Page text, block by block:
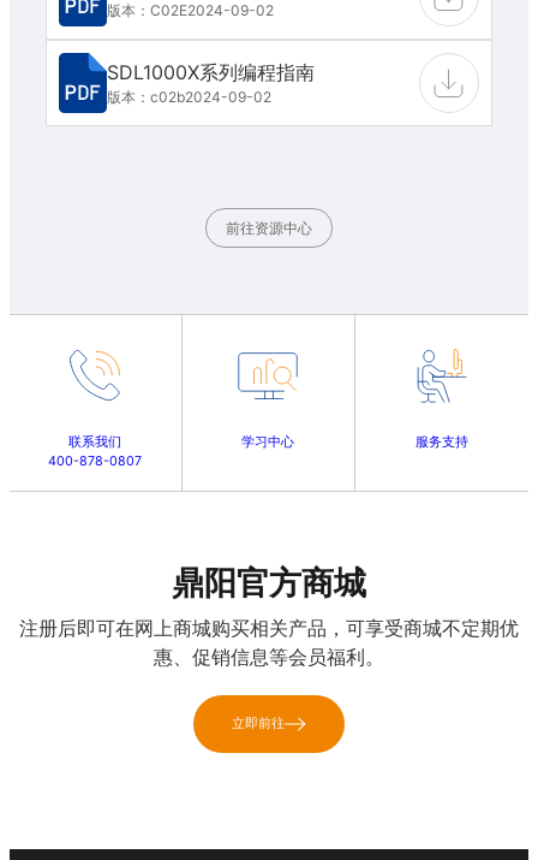
版本：C02E2024-09-02
SDL1000X系列编程指南
版本：c02b2024-09-02
前往资源中心
联系我们
400-878-0807
学习中心 服务支持
鼎阳官方商城
注册后即可在网上商城购买相关产品，可享受商城不定期优
惠、促销信息等会员福利。
立即前往